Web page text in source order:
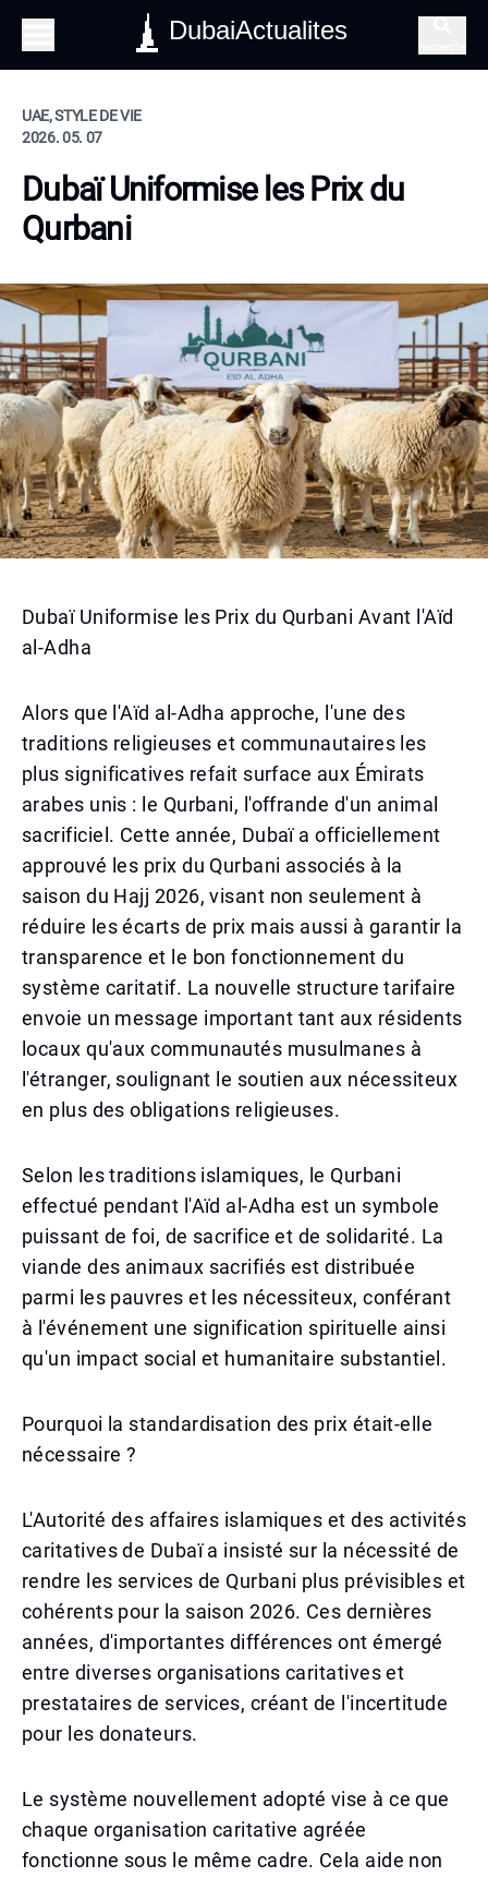
DubaiActualites
UAE, STYLE DE VIE
2026. 05. 07
Dubaï Uniformise les Prix du
Qurbani
Dubaï Uniformise les Prix du Qurbani Avant l'Aïd
al-Adha
Alors que l'Aïd al-Adha approche, l'une des
traditions religieuses et communautaires les
plus significatives refait surface aux Émirats
arabes unis : le Qurbani, l'offrande d'un animal
sacrificiel. Cette année, Dubaï a officiellement
approuvé les prix du Qurbani associés à la
saison du Hajj 2026, visant non seulement à
réduire les écarts de prix mais aussi à garantir la
transparence et le bon fonctionnement du
système caritatif. La nouvelle structure tarifaire
envoie un message important tant aux résidents
locaux qu'aux communautés musulmanes à
l'étranger, soulignant le soutien aux nécessiteux
en plus des obligations religieuses.
Selon les traditions islamiques, le Qurbani
effectué pendant l'Aïd al-Adha est un symbole
puissant de foi, de sacrifice et de solidarité. La
viande des animaux sacrifiés est distribuée
parmi les pauvres et les nécessiteux, conférant
à l'événement une signification spirituelle ainsi
qu'un impact social et humanitaire substantiel.
Pourquoi la standardisation des prix était-elle
nécessaire ?
L'Autorité des affaires islamiques et des activités
caritatives de Dubaï a insisté sur la nécessité de
rendre les services de Qurbani plus prévisibles et
cohérents pour la saison 2026. Ces dernières
années, d'importantes différences ont émergé
entre diverses organisations caritatives et
prestataires de services, créant de l'incertitude
pour les donateurs.
Le système nouvellement adopté vise à ce que
chaque organisation caritative agréée
fonctionne sous le même cadre. Cela aide non